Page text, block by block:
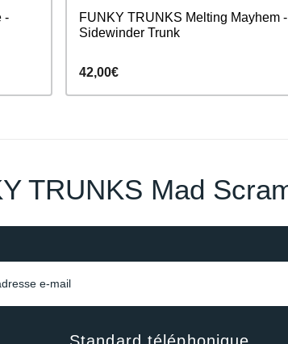
-
FUNKY TRUNKS Melting Mayhem -
Sidewinder Trunk
42,00€
TRUNKS Mad